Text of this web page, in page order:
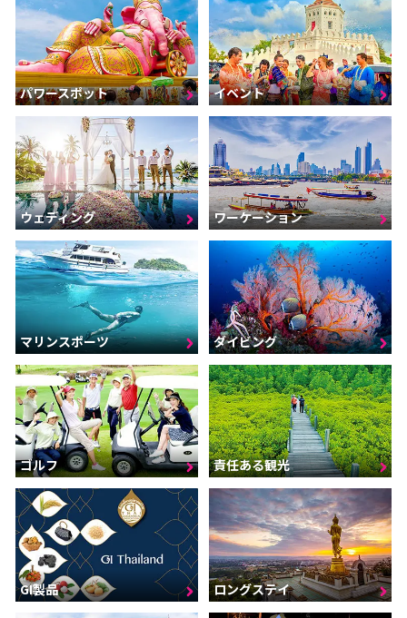
パワースポット イベント
ウェディング ワーケーション
マリンスポーツ ダイビング
ゴルフ 責任ある観光
GI製品 ロングステイ